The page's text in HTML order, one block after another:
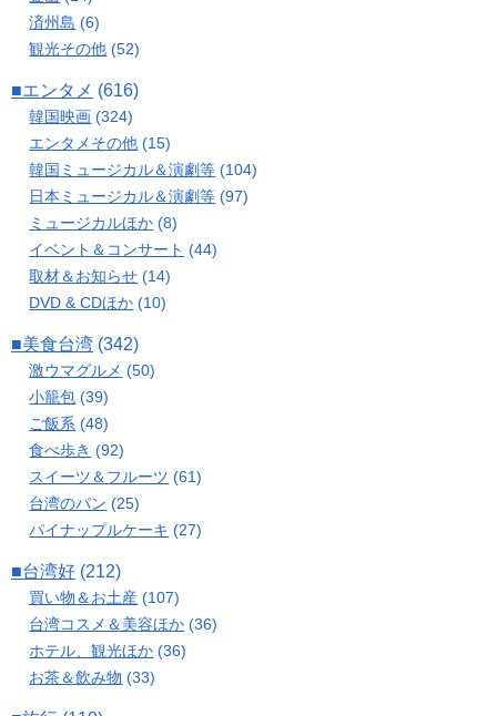
済州島 (6)
観光その他 (52)
■エンタメ (616)
韓国映画 (324)
エンタメその他 (15)
韓国ミュージカル＆演劇等 (104)
日本ミュージカル＆演劇等 (97)
ミュージカルほか (8)
イベント＆コンサート (44)
取材＆お知らせ (14)
DVD & CDほか (10)
■美食台湾 (342)
激ウマグルメ (50)
小籠包 (39)
ご飯系 (48)
食べ歩き (92)
スイーツ＆フルーツ (61)
台湾のパン (25)
パイナップルケーキ (27)
■台湾好 (212)
買い物＆お土産 (107)
台湾コスメ＆美容ほか (36)
ホテル、観光ほか (36)
お茶＆飲み物 (33)